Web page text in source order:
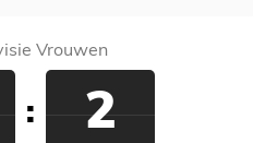
Vrouwen
: 2